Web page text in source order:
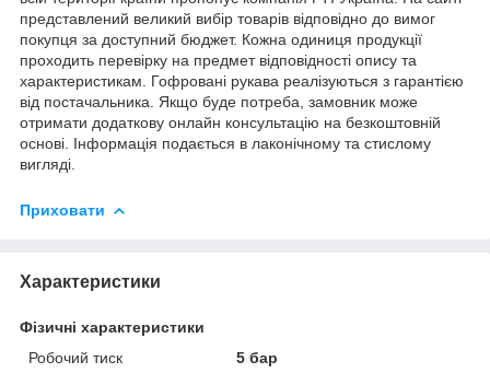
представлений великий вибір товарів відповідно до вимог
покупця за доступний бюджет. Кожна одиниця продукції
проходить перевірку на предмет відповідності опису та
характеристикам. Гофровані рукава реалізуються з гарантією
від постачальника. Якщо буде потреба, замовник може
отримати додаткову онлайн консультацію на безкоштовній
основі. Інформація подається в лаконічному та стислому
вигляді.
Приховати
Характеристики
Фізичні характеристики
Робочий тиск
5 бар